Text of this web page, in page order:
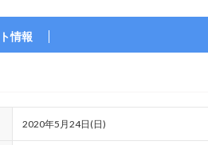
情報
2020年5月24日(日)